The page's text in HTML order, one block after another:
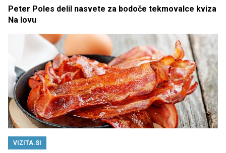
Peter Poles delil nasvete za bodoče tekmovalce kviza
Na lovu
VIZITA.SI